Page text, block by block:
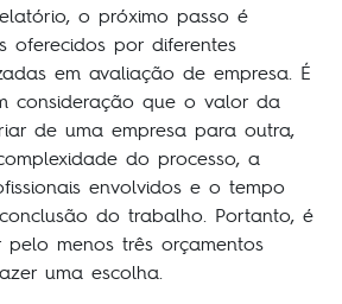
o próximo passo é
oferecidos por diferentes
em avaliação de empresa. É
consideração que o valor da
de uma empresa para outra,
do processo, a
envolvidos e o tempo
do trabalho. Portanto, é
pelo menos três orçamentos
uma escolha.